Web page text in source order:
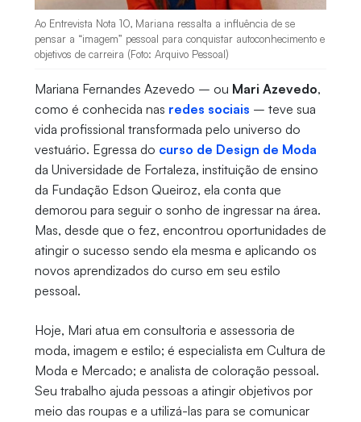
Ao Entrevista Nota 10, Mariana ressalta a influência de se
pensar a “imagem” pessoal para conquistar autoconhecimento e
objetivos de carreira (Foto: Arquivo Pessoal)
Mariana Fernandes Azevedo – ou Mari Azevedo,
como é conhecida nas redes sociais – teve sua
vida profissional transformada pelo universo do
vestuário. Egressa do curso de Design de Moda
da Universidade de Fortaleza, instituição de ensino
da Fundação Edson Queiroz, ela conta que
demorou para seguir o sonho de ingressar na área.
Mas, desde que o fez, encontrou oportunidades de
atingir o sucesso sendo ela mesma e aplicando os
novos aprendizados do curso em seu estilo
pessoal.
Hoje, Mari atua em consultoria e assessoria de
moda, imagem e estilo; é especialista em Cultura de
Moda e Mercado; e analista de coloração pessoal.
Seu trabalho ajuda pessoas a atingir objetivos por
meio das roupas e a utilizá-las para se comunicar